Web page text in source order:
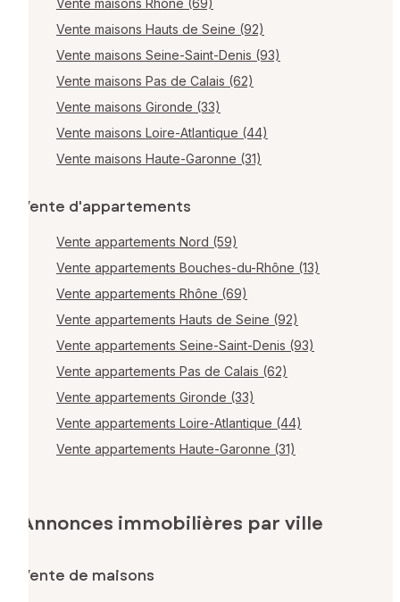
Vente maisons Hauts de Seine (92)
Vente maisons Seine-Saint-Denis (93)
Vente maisons Pas de Calais (62)
Vente maisons Gironde (33)
Vente maisons Loire-Atlantique (44)
Vente maisons Haute-Garonne (31)
Vente d'appartements
Vente appartements Nord (59)
Vente appartements Bouches-du-Rhône (13)
Vente appartements Rhône (69)
Vente appartements Hauts de Seine (92)
Vente appartements Seine-Saint-Denis (93)
Vente appartements Pas de Calais (62)
Vente appartements Gironde (33)
Vente appartements Loire-Atlantique (44)
Vente appartements Haute-Garonne (31)
Annonces immobilières par ville
Vente de maisons